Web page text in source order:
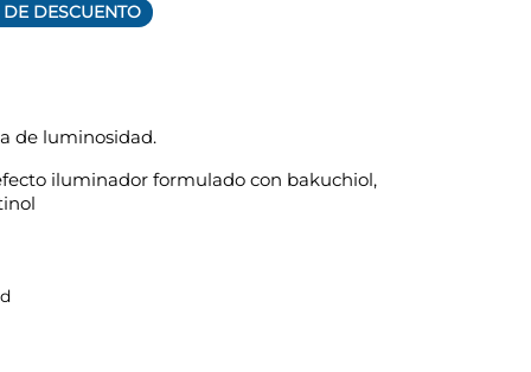
DE DESCUENTO
de luminosidad.
iluminador formulado con bakuchiol,